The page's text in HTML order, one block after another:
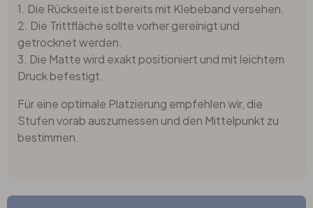
1. Die Rückseite ist bereits mit Klebeband versehen.
2. Die Trittfläche sollte vorher gereinigt und
getrocknet werden.
3. Die Matte wird exakt positioniert und mit leichtem
Druck befestigt.
Für eine optimale Platzierung empfehlen wir, die
Stufen vorab auszumessen und den Mittelpunkt zu
bestimmen.